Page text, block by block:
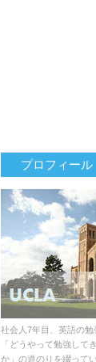
プロフィール
社会人7年目、英語の勉
「どうやって勉強して
か」の道のりを綴ってい